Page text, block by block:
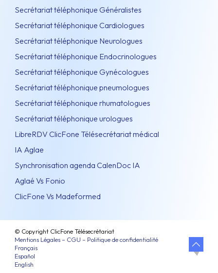
Secrétariat téléphonique Généralistes
Secrétariat téléphonique Cardiologues
Secrétariat téléphonique Neurologues
Secrétariat téléphonique Endocrinologues
Secrétariat téléphonique Gynécologues
Secrétariat téléphonique pneumologues
Secrétariat téléphonique rhumatologues
Secrétariat téléphonique urologues
LibreRDV ClicFone Télésecrétariat médical
IA Aglae
Synchronisation agenda CalenDoc IA
Aglaé Vs Fonio
ClicFone Vs Madeformed
© Copyright ClicFone Télésecrétariat
Mentions Légales – CGU – Politique de confidentialité
Français
Español
English